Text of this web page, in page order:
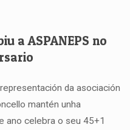
a ASPANEPS no
da asociación
mantén unha
ano celebra o seu 45+1